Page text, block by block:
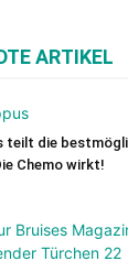
ARTIKEL
teilt die
Chemo wirkt!